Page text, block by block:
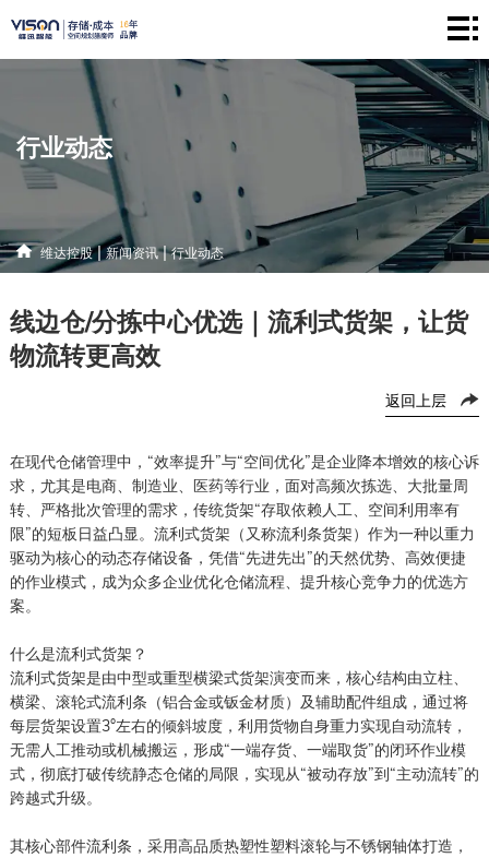
维
心
闻
资
讯
解
决
方
案
联
系
方
行业动态
维达控股|新闻资讯|行业动态
线边仓/分拣中心优选｜流利式货架，让货
物流转更高效
返回上层
在现代仓储管理中，“效率提升”与“空间优化”是企业降本增效的核心诉
求，尤其是电商、制造业、医药等行业，面对高频次拣选、大批量周
转、严格批次管理的需求，传统货架“存取依赖人工、空间利用率有
限”的短板日益凸显。流利式货架（又称流利条货架）作为一种以重力
驱动为核心的动态存储设备，凭借“先进先出”的天然优势、高效便捷
的作业模式，成为众多企业优化仓储流程、提升核心竞争力的优选方
案。
什么是流利式货架？
流利式货架是由中型或重型横梁式货架演变而来，核心结构由立柱、
横梁、滚轮式流利条（铝合金或钣金材质）及辅助配件组成，通过将
每层货架设置3°左右的倾斜坡度，利用货物自身重力实现自动流转，
无需人工推动或机械搬运，形成“一端存货、一端取货”的闭环作业模
式，彻底打破传统静态仓储的局限，实现从“被动存放”到“主动流转”的
跨越式升级。
其核心部件流利条，采用高品质热塑性塑料滚轮与不锈钢轴体打造，